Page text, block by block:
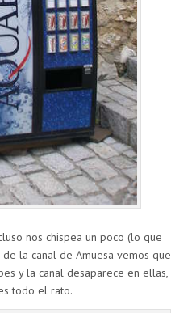
nos chispea un poco (lo que
la canal de Amuesa vemos que
y la canal desaparece en ellas,
todo el rato.